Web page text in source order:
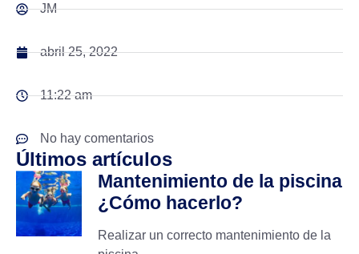
JM
abril 25, 2022
11:22 am
No hay comentarios
Últimos artículos
Mantenimiento de la piscina
¿Cómo hacerlo?
Realizar un correcto mantenimiento de la